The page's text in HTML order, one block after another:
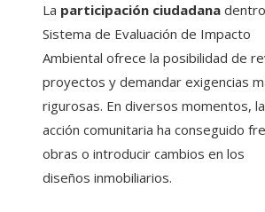
La participación ciudadana
Sistema de Evaluación de Impacto
Ambiental ofrece la posibilidad de
proyectos y demandar exigencias
rigurosas. En diversos momentos, la
acción comunitaria ha conseguido
obras o introducir cambios en los
diseños inmobiliarios.